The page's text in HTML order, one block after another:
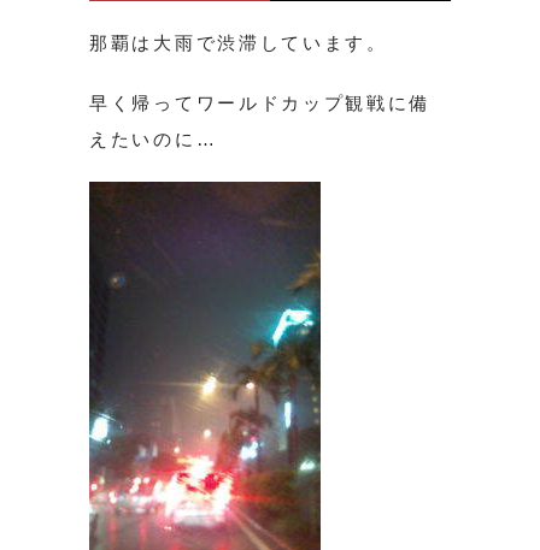
那覇は大雨で渋滞しています。
早く帰ってワールドカップ観戦に備
えたいのに…